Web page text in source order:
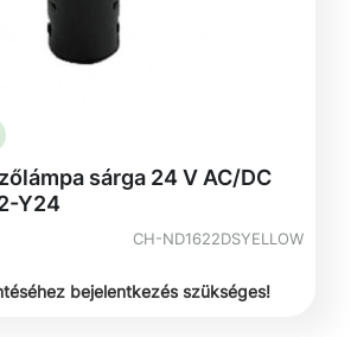
sárga 24 V AC/DC
Y24
CH-ND1622DSYELLOW
bejelentkezés szükséges!